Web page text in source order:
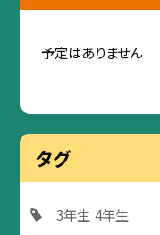
予定はありません
タグ
3年生 4年生